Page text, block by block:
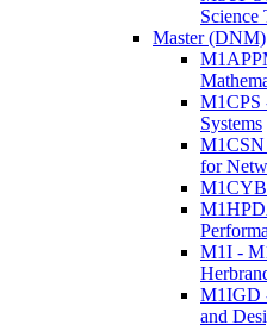
Science
Master (DNM)
M1CPS
Systems
M1CSN
for
M1I -
M1IGD
and